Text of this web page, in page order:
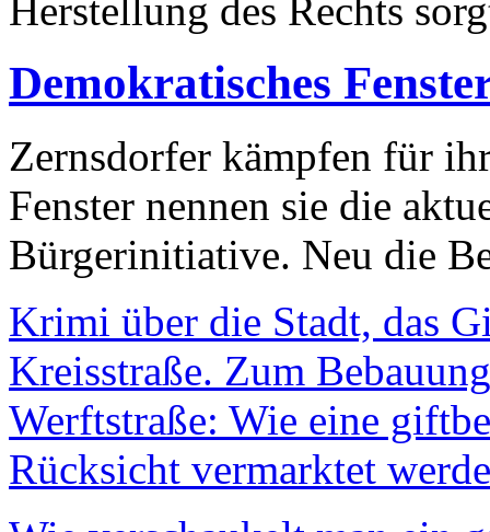
Herstellung des Rechts
Demokratisches
Zernsdorfer kämpfen für
Fenster nennen sie die
Bürgerinitiative. Neu die
Krimi über die Stadt, das
Kreisstraße. Zum
Werftstraße: Wie eine
Rücksicht vermarktet